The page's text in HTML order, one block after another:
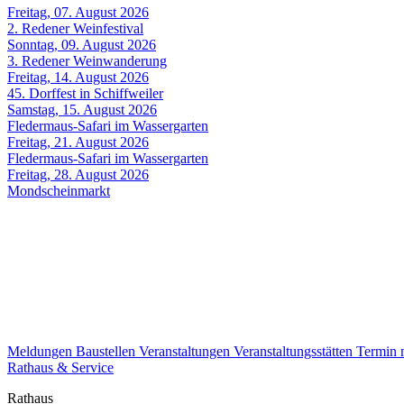
Freitag, 07. August 2026
2. Redener Weinfestival
Sonntag, 09. August 2026
3. Redener Weinwanderung
Freitag, 14. August 2026
45. Dorffest in Schiffweiler
Samstag, 15. August 2026
Fledermaus-Safari im Wassergarten
Freitag, 21. August 2026
Fledermaus-Safari im Wassergarten
Freitag, 28. August 2026
Mondscheinmarkt
Meldungen Baustellen Veranstaltungen Veranstaltungsstätten Termin
Rathaus & Service
Rathaus